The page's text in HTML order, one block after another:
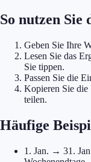
So nutzen Sie
Geben Sie Ihre
Lesen Sie das
Sie tippen.
Passen Sie die
Kopieren Sie die
teilen.
Häufige
1. Jan. → 31.